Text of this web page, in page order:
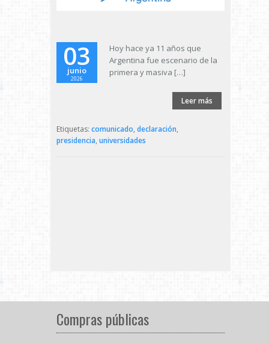
03
junio
2026
Hoy hace ya 11 años que
Argentina fue escenario de la
primera y masiva […]
Leer más
Etiquetas: comunicado, declaración,
presidencia, universidades
Compras públicas